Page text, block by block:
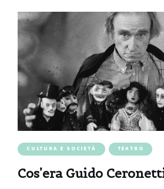
CULTURA E SOCIETÀ TEATRO
Cos’era Guido